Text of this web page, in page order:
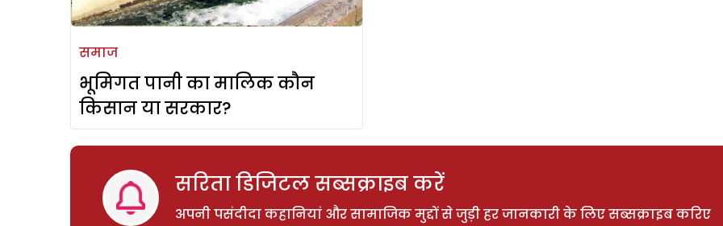
समाज
भूमिगत पानी का मालिक कौन
किसान या सरकार?
सरिता डिजिटल सब्सक्राइब करें
अपनी पसंदीदा कहानियां और सामाजिक मुद्दों से जुड़ी हर जानकारी के लिए सब्सक्राइब करिए